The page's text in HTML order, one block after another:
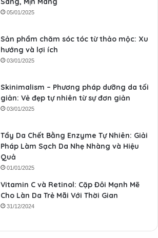
05/01/2025
Sản phẩm chăm sóc tóc từ thảo mộc: Xu
hướng và lợi ích
03/01/2025
Skinimalism – Phương pháp dưỡng da tối
giản: Vẻ đẹp tự nhiên từ sự đơn giản
03/01/2025
Tẩy Da Chết Bằng Enzyme Tự Nhiên: Giải
Pháp Làm Sạch Da Nhẹ Nhàng và Hiệu
Quả
01/01/2025
Vitamin C và Retinol: Cặp Đôi Mạnh Mẽ
Cho Làn Da Trẻ Mãi Với Thời Gian
31/12/2024